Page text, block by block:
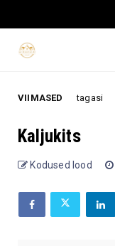
VIIMASED
oma ellu tagasi
Kaljukits
Kodused lood